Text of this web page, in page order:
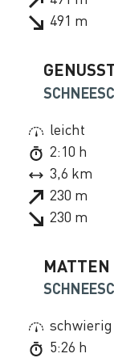
491 m
leicht
2:10 h
3,6 km
230 m
230 m
MATTEN
schwierig
5:26 h